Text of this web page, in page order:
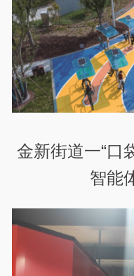
金新街道一“口
智能